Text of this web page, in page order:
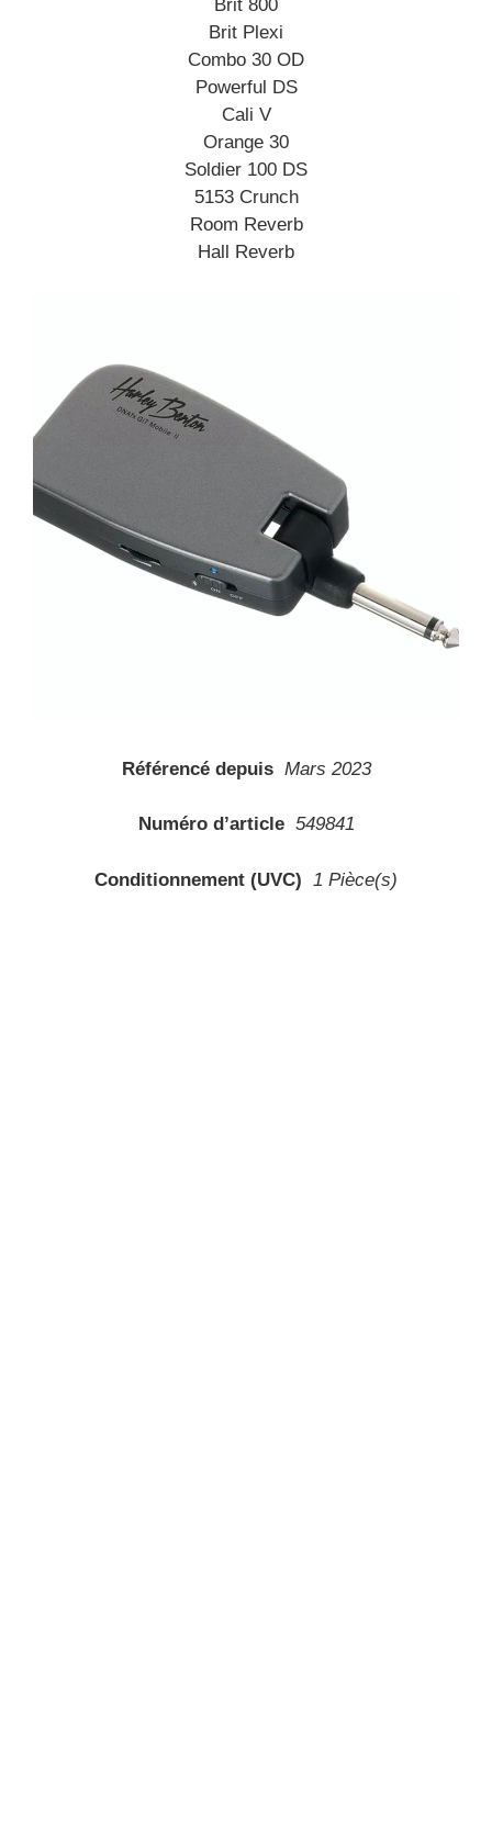
Brit 800
Brit Plexi
Combo 30 OD
Powerful DS
Cali V
Orange 30
Soldier 100 DS
5153 Crunch
Room Reverb
Hall Reverb
Référencé depuis Mars 2023
Numéro d’article 549841
Conditionnement (UVC) 1 Pièce(s)